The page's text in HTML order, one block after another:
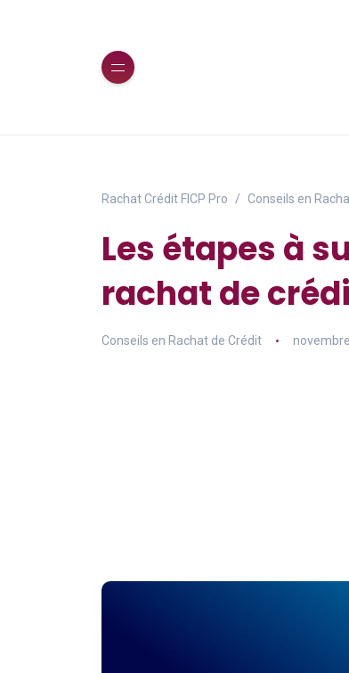
Rachat Crédit FICP Pro Conseils en
Les étapes à
rachat de
Conseils en Rachat de Crédit